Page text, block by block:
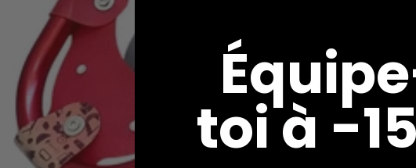
toi à -